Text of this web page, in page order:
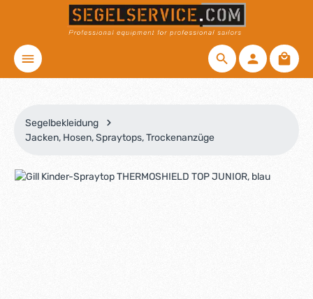
Zum Hauptinhalt springen
Segelbekleidung
Jacken, Hosen, Spraytops, Trockenanzüge
Bildergalerie überspringen